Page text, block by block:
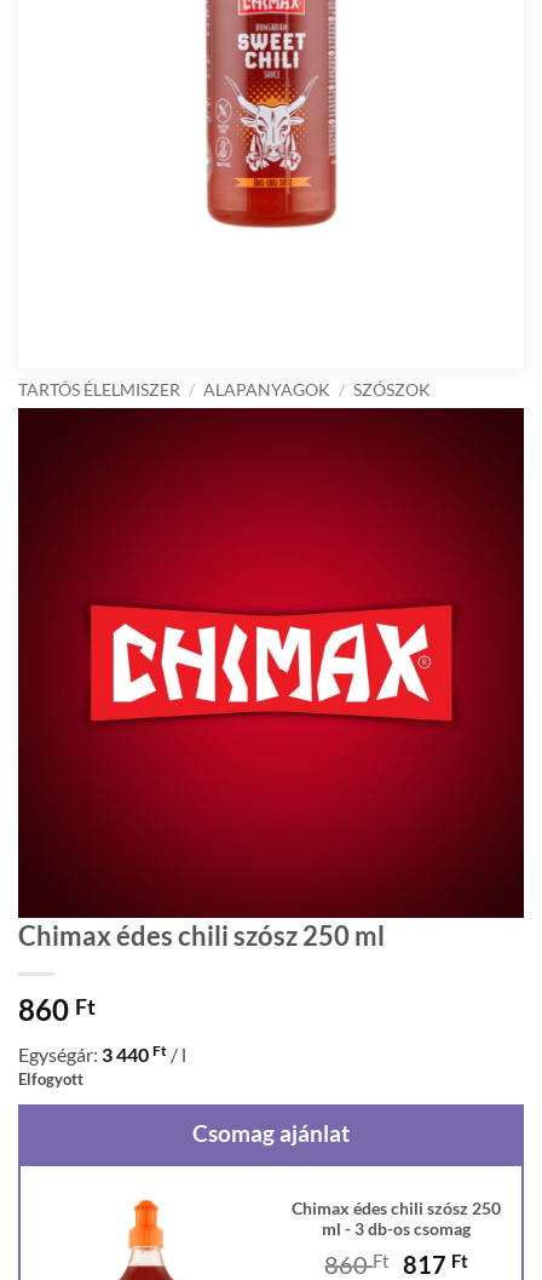
TARTÓS ÉLELMISZER / ALAPANYAGOK / SZÓSZOK
Chimax édes chili szósz 250 ml
860 Ft
Egységár: 3 440 Ft / l
Elfogyott
Csomag ajánlat
Chimax édes chili szósz 250
ml - 3 db-os csomag
860Ft
Original
817 Ft